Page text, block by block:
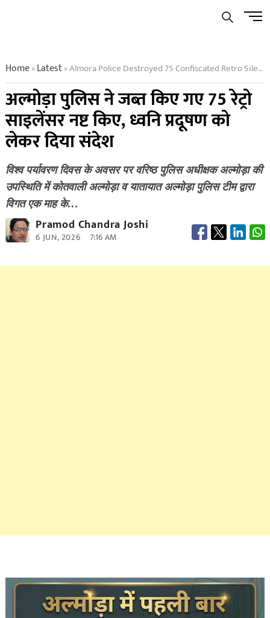
Menu
Home»Latest»Almora Police Destroyed 75 Confiscated Retro Silencers
अल्मोड़ा पुलिस ने जब्त किए गए 75 रेट्रो
साइलेंसर नष्ट किए, ध्वनि प्रदूषण को
लेकर दिया संदेश
विश्व पर्यावरण दिवस के अवसर पर वरिष्ठ पुलिस अधीक्षक अल्मोड़ा की
उपस्थिति में कोतवाली अल्मोड़ा व यातायात अल्मोड़ा पुलिस टीम द्वारा
विगत एक माह के…
Pramod Chandra Joshi
6 JUN, 2026 7:16 AM